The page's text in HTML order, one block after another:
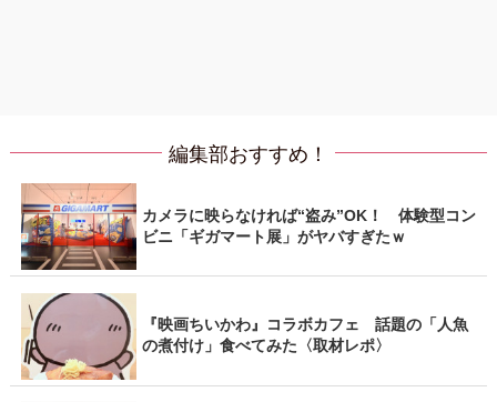
編集部おすすめ！
カメラに映らなければ“盗み”OK！ 体験型コン
ビニ「ギガマート展」がヤバすぎたｗ
『映画ちいかわ』コラボカフェ 話題の「人魚
の煮付け」食べてみた〈取材レポ〉